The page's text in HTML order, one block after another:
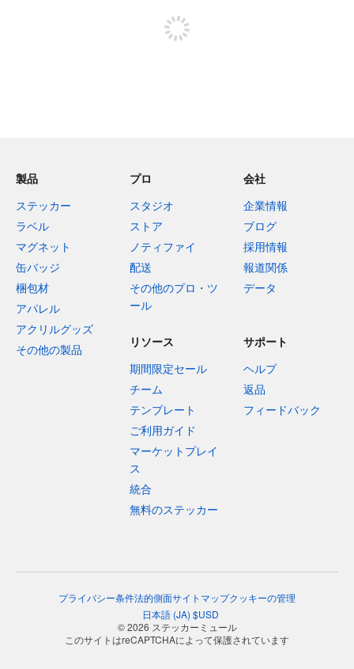
製品
ステッカー
ラベル
マグネット
缶バッジ
梱包材
アパレル
アクリルグッズ
その他の製品
プロ
スタジオ
ストア
ノティファイ
配送
その他のプロ・ツ
ール
会社
企業情報
ブログ
採用情報
報道関係
データ
リソース
期間限定セール
チーム
テンプレート
ご利用ガイド
マーケットプレイ
ス
統合
無料のステッカー
サポート
ヘルプ
返品
フィードバック
プライバシー条件法的側面サイトマップクッキーの管理
日本語(JA) $USD
© 2026 ステッカーミュール
このサイトはreCAPTCHAによって保護されています